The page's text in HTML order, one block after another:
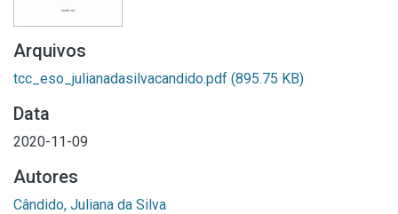
Arquivos
tcc_eso_julianadasilvacandido.pdf (895.75 KB)
Data
2020-11-09
Autores
Cândido, Juliana da Silva